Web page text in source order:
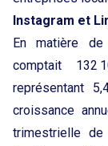
Instagram et
En matière de
comptait 132
représentant
croissance
trimestrielle de